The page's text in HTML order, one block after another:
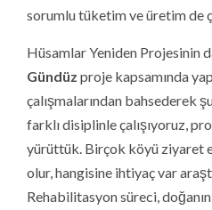
sorumlu tüketim ve üretim de
Hüsamlar Yeniden Projesinin
Gündüz proje kapsamında
çalışmalarından bahsederek
farklı disiplinle çalışıyoruz,
yürüttük. Birçok köyü ziyaret
olur, hangisine ihtiyaç var
Rehabilitasyon süreci,